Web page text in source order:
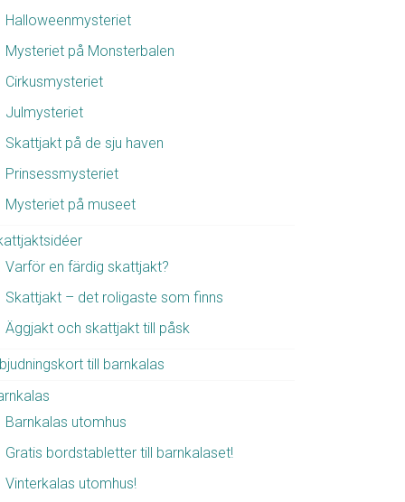
Halloweenmysteriet
Mysteriet på Monsterbalen
Cirkusmysteriet
Julmysteriet
Skattjakt på de sju haven
Prinsessmysteriet
Mysteriet på museet
Varför en färdig skattjakt?
Skattjakt – det roligaste som finns
Äggjakt och skattjakt till påsk
till barnkalas
Barnkalas utomhus
Gratis bordstabletter till barnkalaset!
Vinterkalas utomhus!